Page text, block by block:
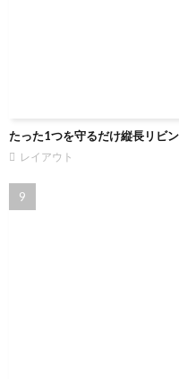
たった1つを守るだけ縦長リビ
レイアウト